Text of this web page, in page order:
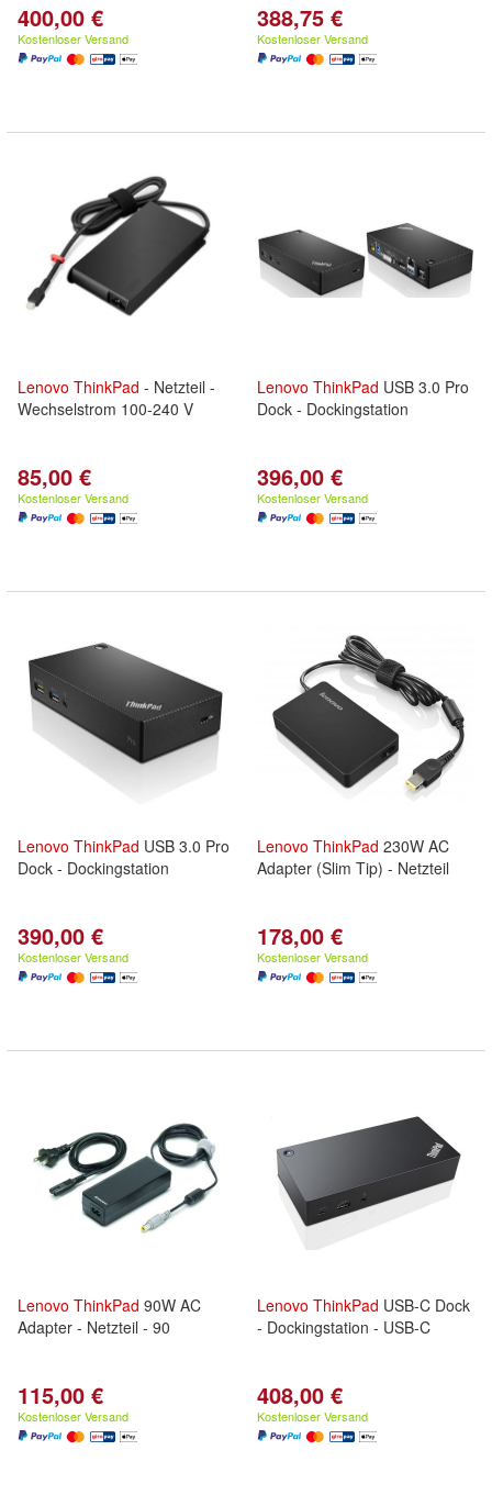
400,00 €
Kostenloser Versand
388,75 €
Kostenloser Versand
Lenovo ThinkPad - Netzteil -
Wechselstrom 100-240 V
85,00 €
Kostenloser Versand
Lenovo ThinkPad USB 3.0 Pro
Dock - Dockingstation
396,00 €
Kostenloser Versand
Lenovo ThinkPad USB 3.0 Pro
Dock - Dockingstation
390,00 €
Kostenloser Versand
Lenovo ThinkPad 230W AC
Adapter (Slim Tip) - Netzteil
178,00 €
Kostenloser Versand
Lenovo ThinkPad 90W AC
Adapter - Netzteil - 90
115,00 €
Kostenloser Versand
Lenovo ThinkPad USB-C Dock
- Dockingstation - USB-C
408,00 €
Kostenloser Versand